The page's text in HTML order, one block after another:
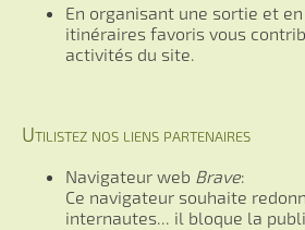
En organisant une sortie et
itinéraires favoris vous
activités du site.
Utilistez nos liens partenaires
Navigateur web Brave:
Ce navigateur souhaite
internautes... il bloque la